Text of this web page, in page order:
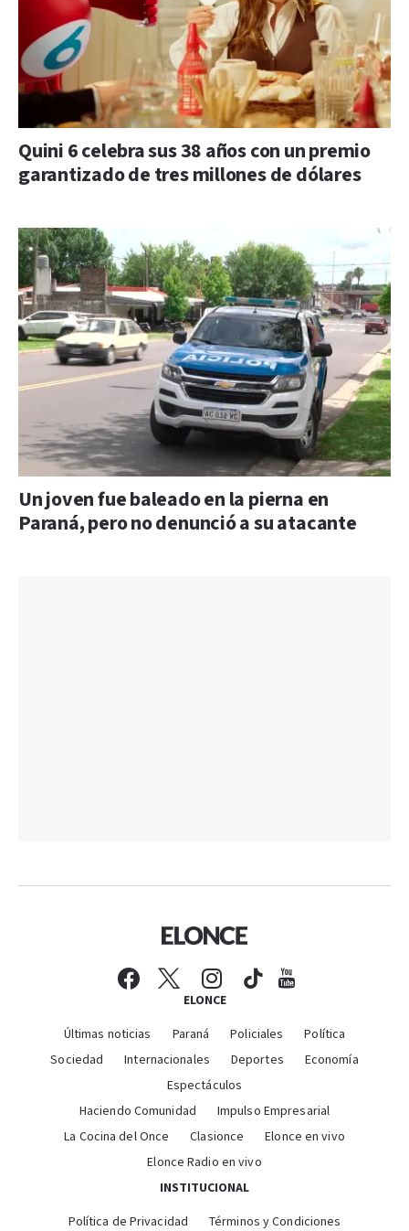
Quini 6 celebra sus 38 años con un premio
garantizado de tres millones de dólares
Un joven fue baleado en la pierna en
Paraná, pero no denunció a su atacante
ELONCE
Últimas noticias Paraná Policiales
Política
Sociedad
Internacionales Deportes
Economía
Espectáculos
Haciendo Comunidad
Impulso Empresarial
La Cocina del Once
Clasionce
Elonce en vivo
Elonce Radio en vivo
INSTITUCIONAL
Política de Privacidad Términos y Condiciones